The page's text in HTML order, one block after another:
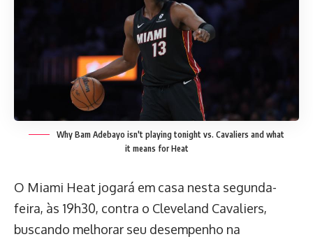
Why Bam Adebayo isn't playing tonight vs. Cavaliers and what
it means for Heat
O Miami Heat jogará em casa nesta segunda-
feira, às 19h30, contra o Cleveland Cavaliers,
buscando melhorar seu desempenho na